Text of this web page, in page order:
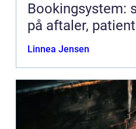
Bookingsystem:
på aftaler,
Linnea Jensen